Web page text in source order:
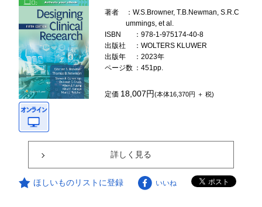
著者
：W.S.Browner, T.B.Newman, S.R.C
ummings, et al.
ISBN
：978-1-975174-40-8
出版社
：WOLTERS KLUWER
出版年
：2023年
ページ数 ：451pp.
定価 18,007円(本体16,370円 ＋ 税)
詳しく見る
ほしいものリストに登録 いいね